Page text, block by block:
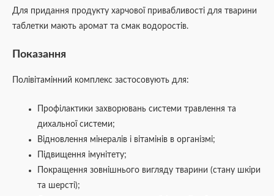
Для придання продукту харчової привабливості для тварини
таблетки мають аромат та смак водоростів.
Показання
Полівітамінний комплекс застосовують для:
Профілактики захворювань системи травлення та
дихальної системи;
Відновлення мінералів і вітамінів в організмі;
Підвищення імунітету;
Покращення зовнішнього вигляду тварини (стану шкіри
та шерсті);